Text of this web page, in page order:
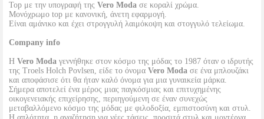
Top με την υπογραφή της Vero Moda σε κοραλί χρώμα.
Μονόχρωμο top με κανονική, άνετη εφαρμογή.
Είναι αμάνικο και έχει στρογγυλή λαιμόκοψη και στογγυλό τελείωμα.
Company info
Η Vero Moda γεννήθηκε στον κόσμο της μόδας το 1987 όταν ο ιδρυτής
της Troels Holch Povlsen, είδε το όνομα Vero Moda σε ένα μπλουζάκι
και αποφάσισε ότι θα ήταν καλό όνομα για μια γυναικεία μάρκα.
Σήμερα αποτελεί ένα μέρος μιας παγκόσμιας και επιτυχημένης
οικογενειακής επιχείρησης, περιηγούμενη σε έναν συνεχώς
μεταβαλλόμενο κόσμο της μόδας με φιλοδοξία, εμπιστοσύνη και στυλ.